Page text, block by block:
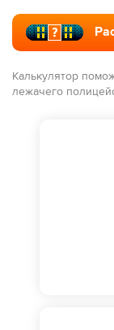
Калькулятор
лежачего